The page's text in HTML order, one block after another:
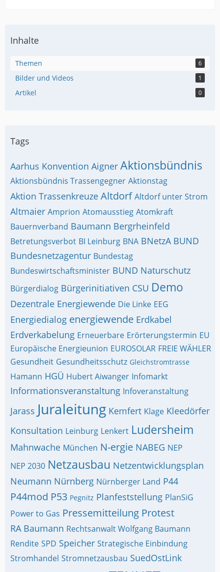
Inhalte
Themen 6
Bilder und Videos 1
Artikel 0
Tags
Aarhus Konvention Aigner Aktionsbündnis
Aktionsbündnis Trassengegner Aktionstag
Aktion Trassenkreuze Altdorf Altdorf unter Strom
Altmaier Amprion Atomausstieg Atomkraft
Bauernverband Baumann Bergrheinfeld
Betretungsverbot BI Leinburg BNA BNetzA BUND
Bundesnetzagentur Bundestag
Bundeswirtschaftsminister BUND Naturschutz
Bürgerdialog Bürgerinitiativen CSU Demo
Dezentrale Energiewende Die Linke EEG
Energiedialog energiewende Erdkabel
Erdverkabelung Erneuerbare Erörterungstermin EU
Europäische Energieunion EUROSOLAR FREIE WÄHLER
Gesundheit Gesundheitsschutz Gleichstromtrasse
Hamann HGÜ Hubert Aiwanger Infomarkt
Informationsveranstaltung Infoveranstaltung
Jarass Juraleitung Kemfert Klage Kleedörfer
Konsultation Leinburg Lenkert Ludersheim
Mahnwache München N-ergie NABEG NEP
NEP 2030 Netzausbau Netzentwicklungsplan
Neumann Nürnberg Nürnberger Land P44
P44mod P53 Pegnitz Planfeststellung PlanSiG
Power to Gas Pressemitteilung Protest
RA Baumann Rechtsanwalt Wolfgang Baumann
Rendite SPD Speicher Strategische Einbindung
Stromhandel Stromnetzausbau SuedOstLink